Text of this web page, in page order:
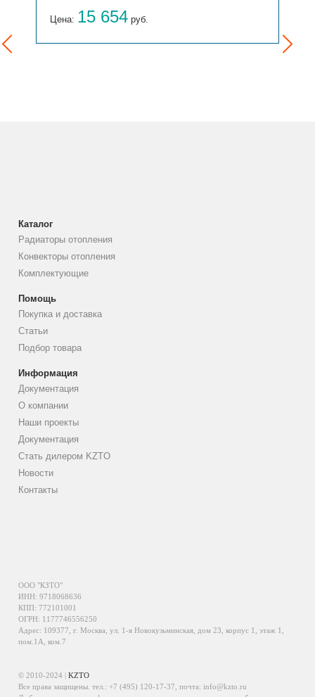
Цена: 15 654 руб.
Каталог
Радиаторы отопления
Конвекторы отопления
Комплектующие
Помощь
Покупка и доставка
Статьи
Подбор товара
Информация
Документация
О компании
Наши проекты
Документация
Стать дилером KZTO
Новости
Контакты
ООО "КЗТО"
ИНН: 9718068636
КПП: 772101001
ОГРН: 1177746556250
Адрес: 109377, г. Москва, ул. 1-я Новокузьминская, дом 23, корпус 1, этаж 1,
пом.1А, ком.7
© 2010-2024 |KZTO
Все права защищены. тел.: +7 (495) 120-17-37 , почта: info@kzto.ru